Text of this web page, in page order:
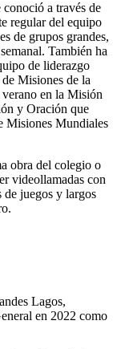
a través de
regular del equipo
de grupos grandes,
También ha
de liderazgo
Misiones de la
en la Misión
y Oración que
Misiones Mundiales
obra del colegio o
videollamadas con
de juegos y largos
Lagos,
en 2022 como